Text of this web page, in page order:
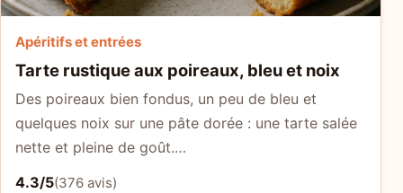
Apéritifs et entrées
Tarte rustique aux poireaux, bleu et noix
Des poireaux bien fondus, un peu de bleu et
quelques noix sur une pâte dorée : une tarte salée
nette et pleine de goût.…
4.3/5(376 avis)